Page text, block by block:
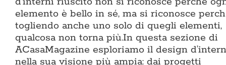
elemento è bello in sé, ma si riconosce
togliendo anche uno solo di quegli elementi,
qualcosa non torna più.In questa sezione di
ACasaMagazine esploriamo il design
nella sua visione più ampia: dai progetti